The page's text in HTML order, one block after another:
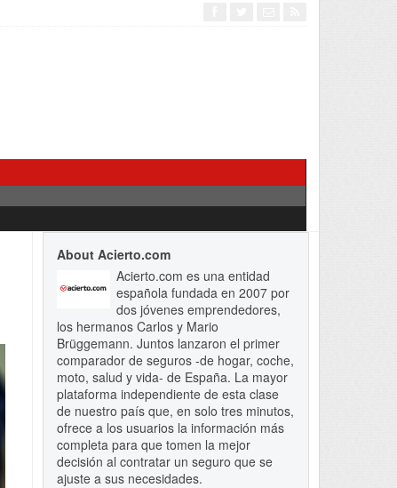
About Acierto.com
Acierto.com es una entidad
española fundada en 2007 por
dos jóvenes emprendedores,
los hermanos Carlos y Mario
Brüggemann. Juntos lanzaron el primer
comparador de seguros -de hogar, coche,
moto, salud y vida- de España. La mayor
plataforma independiente de esta clase
de nuestro país que, en solo tres minutos,
ofrece a los usuarios la información más
completa para que tomen la mejor
decisión al contratar un seguro que se
ajuste a sus necesidades.